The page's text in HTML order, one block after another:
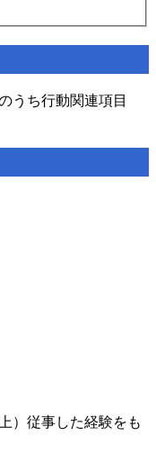
うち行動関連項目
）従事した経験をも